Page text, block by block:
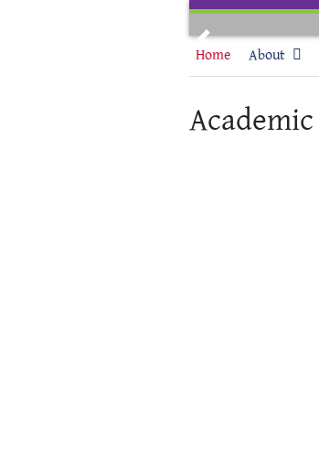
Previous
Home About
Academic